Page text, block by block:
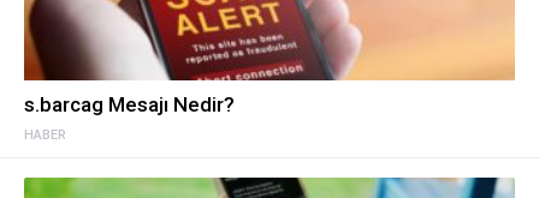
HABER
s.barcag Mesajı Nedir?